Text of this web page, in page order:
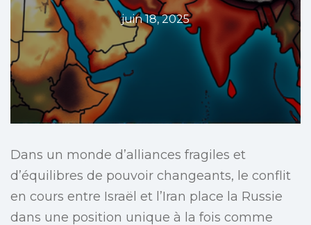
juin 18, 2025
Dans un monde d’alliances fragiles et
d’équilibres de pouvoir changeants, le conflit
en cours entre Israël et l’Iran place la Russie
dans une position unique à la fois comme